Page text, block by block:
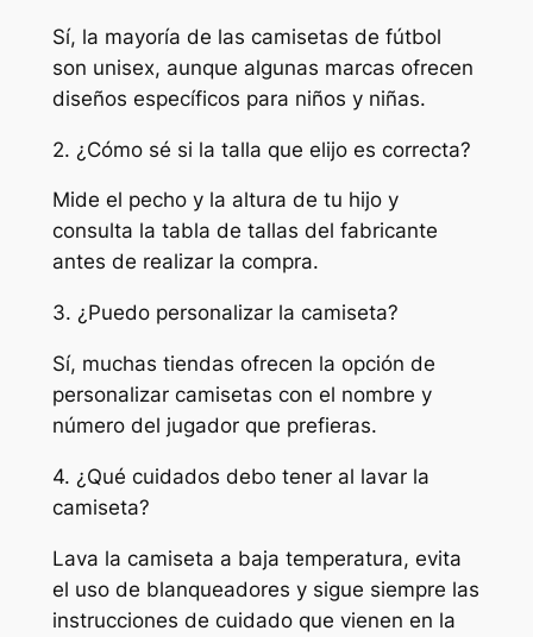
Sí, la mayoría de las camisetas de fútbol
son unisex, aunque algunas marcas ofrecen
diseños específicos para niños y niñas.
2. ¿Cómo sé si la talla que elijo es correcta?
Mide el pecho y la altura de tu hijo y
consulta la tabla de tallas del fabricante
antes de realizar la compra.
3. ¿Puedo personalizar la camiseta?
Sí, muchas tiendas ofrecen la opción de
personalizar camisetas con el nombre y
número del jugador que prefieras.
4. ¿Qué cuidados debo tener al lavar la
camiseta?
Lava la camiseta a baja temperatura, evita
el uso de blanqueadores y sigue siempre las
instrucciones de cuidado que vienen en la